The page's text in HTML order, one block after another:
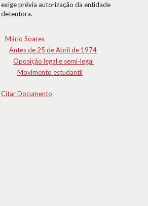
exige prévia autorização da entidade
detentora.
Mário Soares
Antes de 25 de Abril de 1974
Oposição legal e semi-legal
Movimento estudantil
Citar Documento